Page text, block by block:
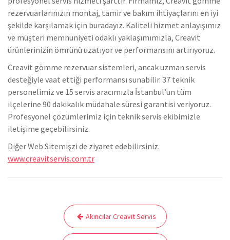
rezervuarlarınızın montaj, tamir ve bakım ihtiyaçlarını en iyi
şekilde karşılamak için buradayız. Kaliteli hizmet anlayışımız
ve müşteri memnuniyeti odaklı yaklaşımımızla, Creavit
ürünlerinizin ömrünü uzatıyor ve performansını artırıyoruz.
Creavit gömme rezervuar sistemleri, ancak uzman servis
desteğiyle vaat ettiği performansı sunabilir. 37 teknik
personelimiz ve 15 servis aracımızla İstanbul’un tüm
ilçelerine 90 dakikalık müdahale süresi garantisi veriyoruz.
Profesyonel çözümlerimiz için teknik servis ekibimizle
iletişime geçebilirsiniz.
Diğer Web Sitemişzi de ziyaret edebilirsiniz.
www.creavitservis.com.tr
gezinmesi
Akıncılar Creavit Servis